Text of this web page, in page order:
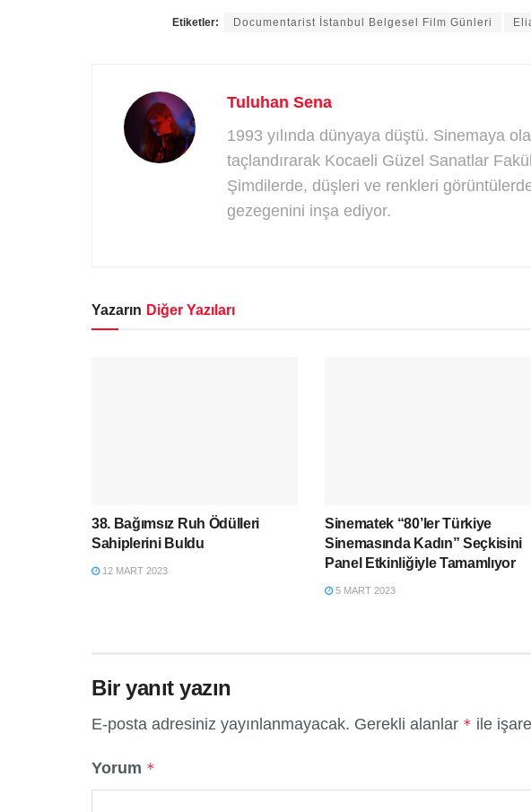
Etiketler: Documentarist İstanbul Belgesel Film Günleri
Tuluhan Sena
1993 yılında dünyaya düştü. Sinemaya
taçlandırarak Kocaeli Güzel Sanatlar
Şimdilerde, düşleri ve renkleri
gezegenini inşa ediyor.
Yazarın Diğer Yazıları
38. Bağımsız Ruh Ödülleri
Sahiplerini Buldu
12 MART 2023
Sinematek “80’ler Türkiye
Sinemasında Kadın” Seçkisini
Panel Etkinliğiyle Tamamlıyor
5 MART 2023
Bir yanıt yazın
E-posta adresiniz yayınlanmayacak. Gerekli alanlar * ile
Yorum *